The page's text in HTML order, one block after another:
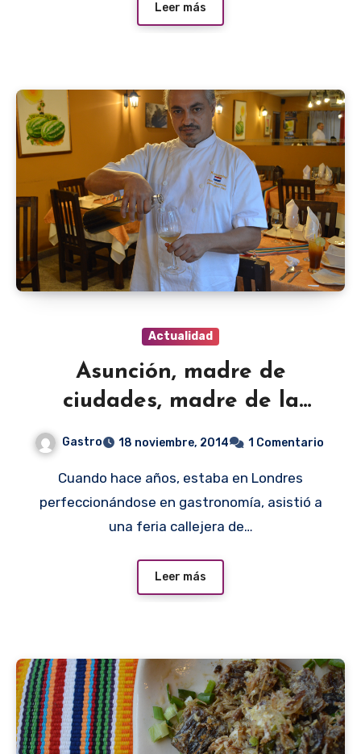
Leer más
Actualidad
Asunción, madre de
ciudades, madre de la
Gastro 18 noviembre, 2014 1 Comentario
Cuando hace años, estaba en Londres
perfeccionándose en gastronomía, asistió a
una feria callejera de…
Leer más